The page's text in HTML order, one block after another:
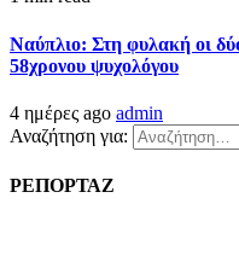
Ναύπλιο: Στη φυλακή οι
58χρονου ψυχολόγου
4 ημέρες ago admin
Αναζήτηση για:
ΡΕΠΟΡΤΑΖ